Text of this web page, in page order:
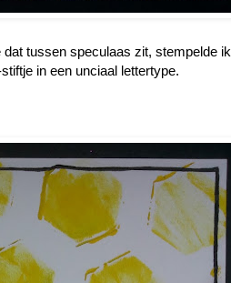
tussen speculaas zit, stempelde ik
in een unciaal lettertype.